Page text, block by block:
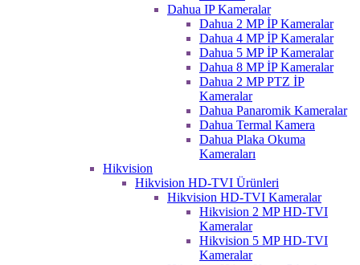
Dahua IP Kameralar
Dahua 2 MP İP Kameralar
Dahua 4 MP İP Kameralar
Dahua 5 MP İP Kameralar
Dahua 8 MP İP Kameralar
Dahua 2 MP PTZ İP
Kameralar
Dahua Panaromik Kameralar
Dahua Termal Kamera
Dahua Plaka Okuma
Kameraları
Hikvision
Hikvision HD-TVI Ürünleri
Hikvision HD-TVI Kameralar
Hikvision 2 MP HD-TVI
Kameralar
Hikvision 5 MP HD-TVI
Kameralar